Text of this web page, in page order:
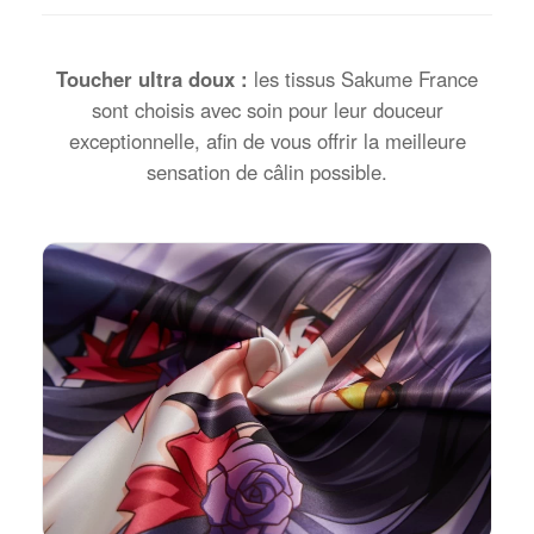
Toucher ultra doux : les tissus Sakume France
sont choisis avec soin pour leur douceur
exceptionnelle, afin de vous offrir la meilleure
sensation de câlin possible.